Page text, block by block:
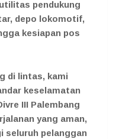
pendukung
depo lokomotif,
kesiapan pos
di lintas, kami
keselamatan
III Palembang
yang aman,
seluruh pelanggan